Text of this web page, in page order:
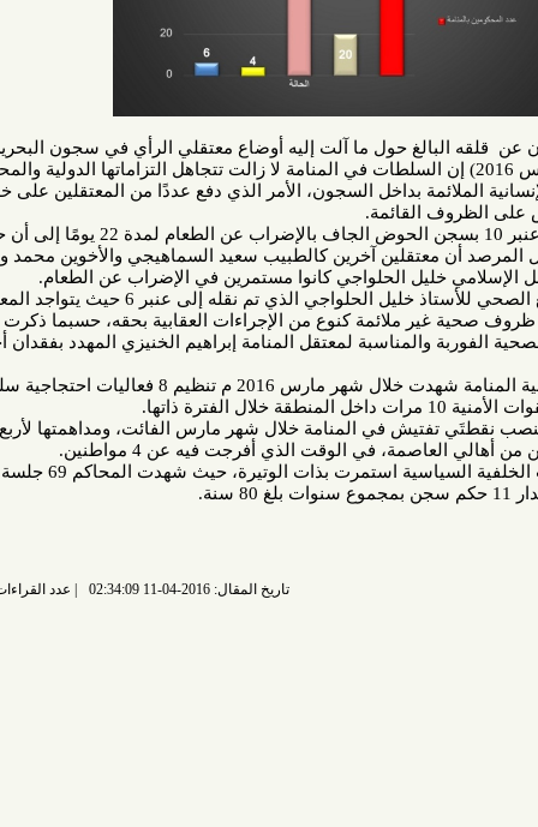
حول ما آلت إليه أوضاع معتقلي الرأي في سجون البحرين. وقال
في تقريره الشهري (مارس 2016) إن السلطات في المنامة لا زالت تتجاهل التزاماتها الدولية والمحلية في
بداخل السجون، الأمر الذي دفع عددًا من المعتقلين على خلفية
القائمة.
وأشار المرصد إلى قيام معتقلي عنبر 10 بسجن الحوض الجاف بالإضراب عن الطعام لمدة 22 يومًا إلى أن حصلوا
آخرين كالطبيب سعيد السماهيجي والأخوين محمد وعلي
الحلواجي كانوا مستمرين في الإضراب عن الطعام.
وعبر المرصد عن قلقه من الوضع الصحي للأستاذ خليل الحلواجي الذي تم نقله إلى عنبر 6 حيث يتواجد المعتقلون
ملائمة كنوع من الإجراءات العقابية بحقه، حسبما ذكرت عائلته.
لمعتقل المنامة إبراهيم الخنيزي المهدد بفقدان أحد عينيه
وقال المرصد أن العاصمة البحرينية المنامة شهدت خلال شهر مارس 2016 م تنظيم 8 فعاليات احتجاجية سلمية من
في المنامة خلال شهر مارس الفائت، ومداهمتها لأربع منازل
وقال المرصد أن المحاكمات ذات الخلفية السياسية استمرت بذات الوتيرة، حيث شهدت المحاكم 69 جلسة محاكمة
عدد القراءات: 5816 قراءة |